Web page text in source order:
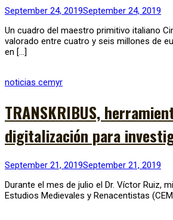
September 24, 2019September 24, 2019
Un cuadro del maestro primitivo italiano
valorado entre cuatro y seis millones de
en […]
noticias cemyr
TRANSKRIBUS,
digitalización para
September 21, 2019September 21, 2019
Durante el mes de julio el Dr. Víctor Ruiz,
Estudios Medievales y Renacentistas